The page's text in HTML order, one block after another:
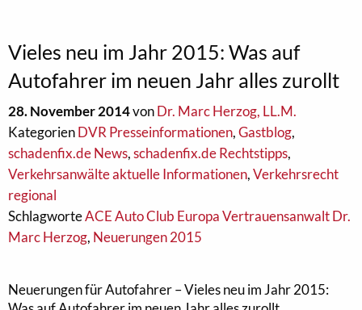
Vieles neu im Jahr 2015: Was auf
Autofahrer im neuen Jahr alles zurollt
28. November 2014vonDr. Marc Herzog, LL.M.
KategorienDVR Presseinformationen,Gastblog,
schadenfix.de News,schadenfix.de Rechtstipps,
Verkehrsanwälte aktuelle Informationen,Verkehrsrecht
regional
SchlagworteACE Auto Club Europa Vertrauensanwalt Dr.
Marc Herzog, Neuerungen 2015
Neuerungen für Autofahrer – Vieles neu im Jahr 2015: